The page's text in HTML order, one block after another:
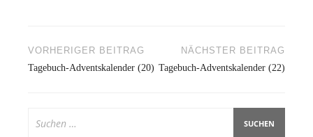
Beitragsnavigation
VORHERIGER BEITRAG
Tagebuch-Adventskalender (20)
NÄCHSTER BEITRAG
Tagebuch-Adventskalender (22)
nach: